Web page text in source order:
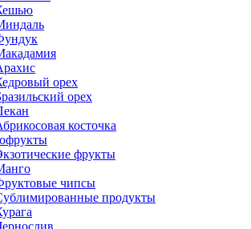
орех
орех
косточка
фрукты
чипсы
продукты